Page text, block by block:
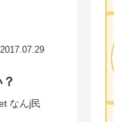
2017.07.29
なんj民